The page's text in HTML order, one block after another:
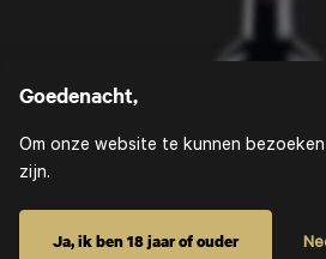
Goedenacht,
Om onze website te kunnen
zijn.
Ja, ik ben 18 jaar of ouder